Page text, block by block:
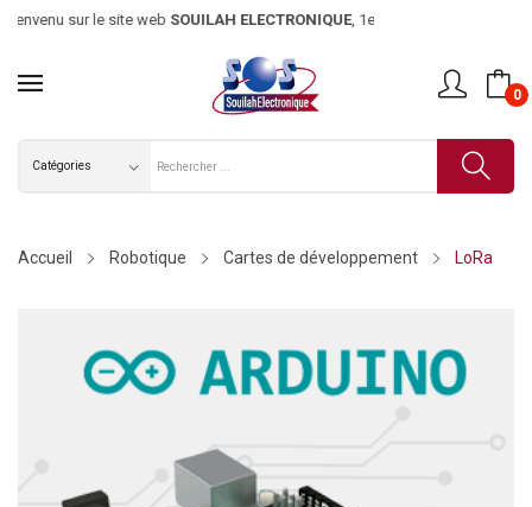
sur le site webSOUILAH ELECTRONIQUE, 1er magasin
0
Accueil Robotique Cartes de développement LoRa